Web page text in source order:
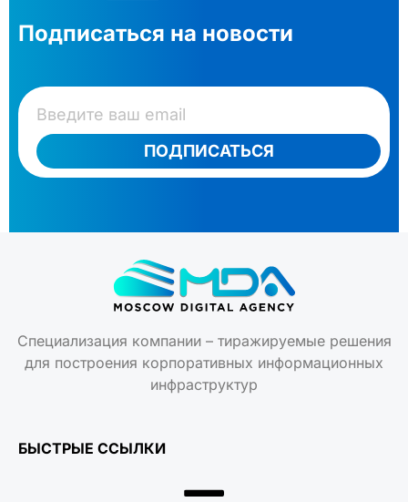
Подписаться на новости
ПОДПИСАТЬСЯ
Специализация компании – тиражируемые решения
для построения корпоративных информационных
инфраструктур
БЫСТРЫЕ ССЫЛКИ